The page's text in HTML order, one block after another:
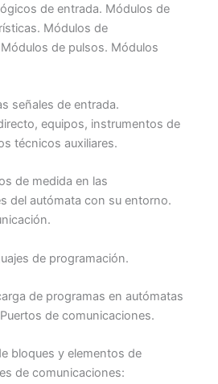
de entrada. Módulos de
Módulos de
de pulsos. Módulos
señales de entrada.
equipos, instrumentos de
técnicos auxiliares.
de medida en las
del autómata con su entorno.
de programación.
de programas en autómatas
de comunicaciones.
bloques y elementos de
de comunicaciones: